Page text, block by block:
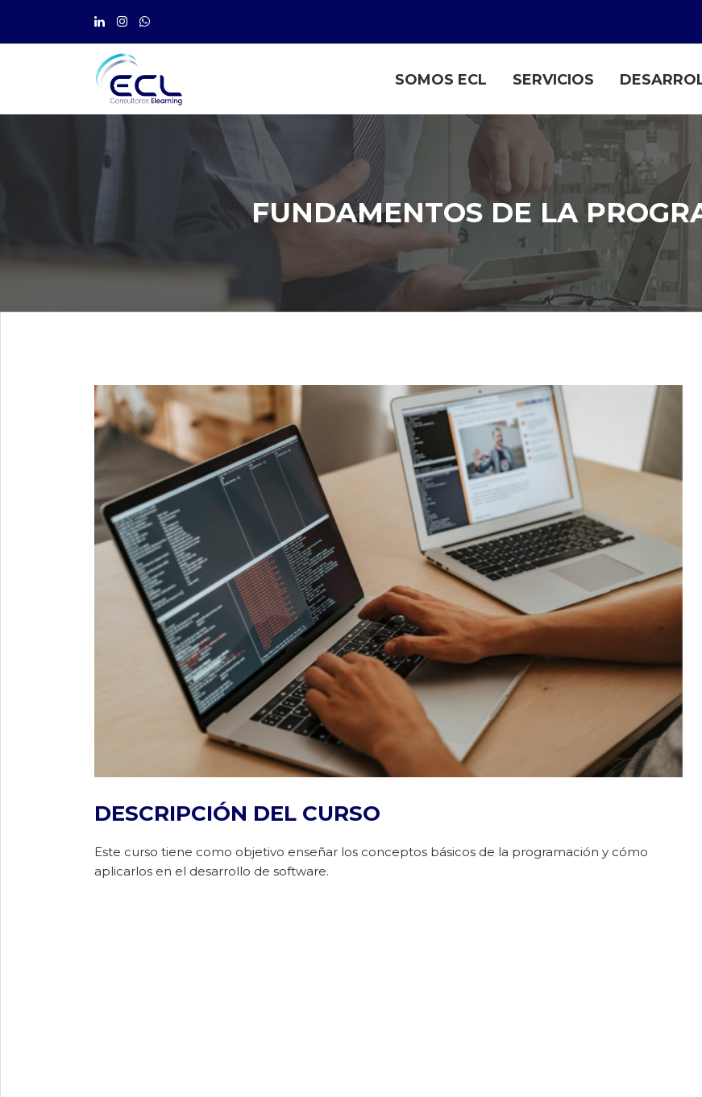
SOMOS ECL SERVICIOS
FUNDAMENTOS DE LA
DESCRIPCIÓN DEL CURSO
Este curso tiene como objetivo enseñar los conceptos básicos de la programación y cómo
aplicarlos en el desarrollo de software.